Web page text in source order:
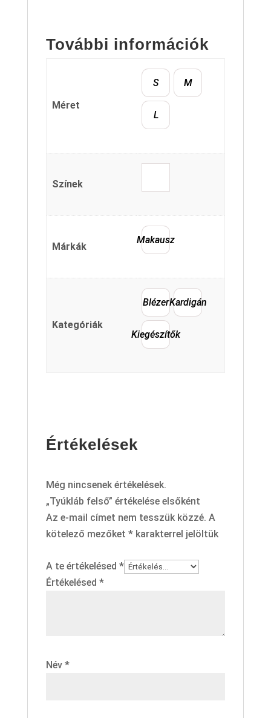
További információk
Méret
S M
L
Színek
Márkák
Makausz
Kategóriák
BlézerKardigán
Kiegészítők
Értékelések
Még nincsenek értékelések.
„Tyúkláb felső” értékelése elsőként
Az e-mail címet nem tesszük közzé. A
kötelező mezőket *karakterrel jelöltük
A te értékelésed *
Értékelésed *
Név *